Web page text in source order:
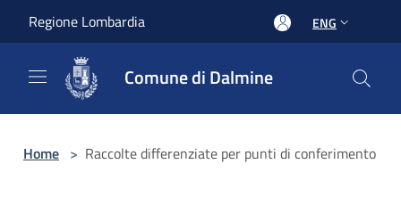
Regione Lombardia ENG
Comune di Dalmine
Home > Raccolte differenziate per punti di conferimento